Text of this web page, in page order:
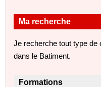
Ma recherche
Je recherche tout type de
dans le Batiment.
Formations